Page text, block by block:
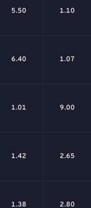
5.50 1.10
6.40 1.07
1.01 9.00
1.42 2.65
1.38 2.80